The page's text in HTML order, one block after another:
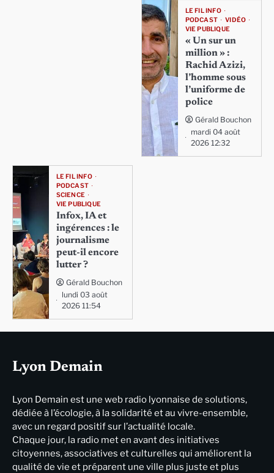
LE FIL INFO
PODCAST
VIDÉO
VIE PUBLIQUE
« Un sur un
million » :
Rachid Azizi,
l’homme sous
l’uniforme de
police
Gérald Bouchon
mardi 04 août
2026 12:32
LE FIL INFO
PODCAST
SCIENCE
VIE PUBLIQUE
Infox, IA et
ingérences : le
journalisme
peut-il encore
lutter ?
Gérald Bouchon
lundi 03 août
2026 11:54
Lyon Demain
Lyon Demain est une web radio lyonnaise de solutions,
dédiée à l’écologie, à la solidarité et au vivre-ensemble,
avec un regard positif sur l’actualité locale.
Chaque jour, la radio met en avant des initiatives
citoyennes, associatives et culturelles qui améliorent la
qualité de vie et préparent une ville plus juste et plus